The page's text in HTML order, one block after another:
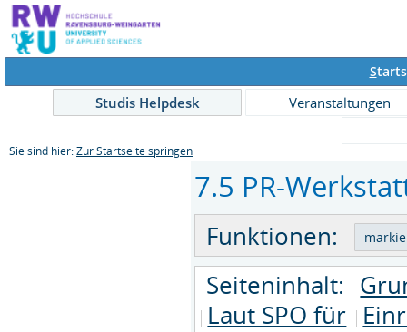
S
Studis Helpdesk
Veranstaltungen
Sie sind hier: Zur Startseite springen
7.5 PR-
Funktionen:
Seiteninhalt:
Laut SPO für